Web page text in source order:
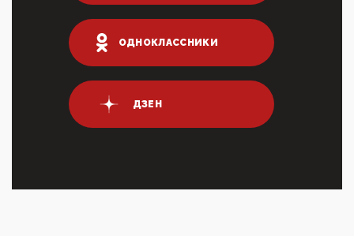
крупных банках по итогам 2025 года превысило 63
млрд руб. ...
03:01, 10 Апреля 2026
что союзники просили Киев не наносить удары по
энергети...
01:54, 10 Апреля 2026
ОДНОКЛАССНИКИ
ДЗЕН